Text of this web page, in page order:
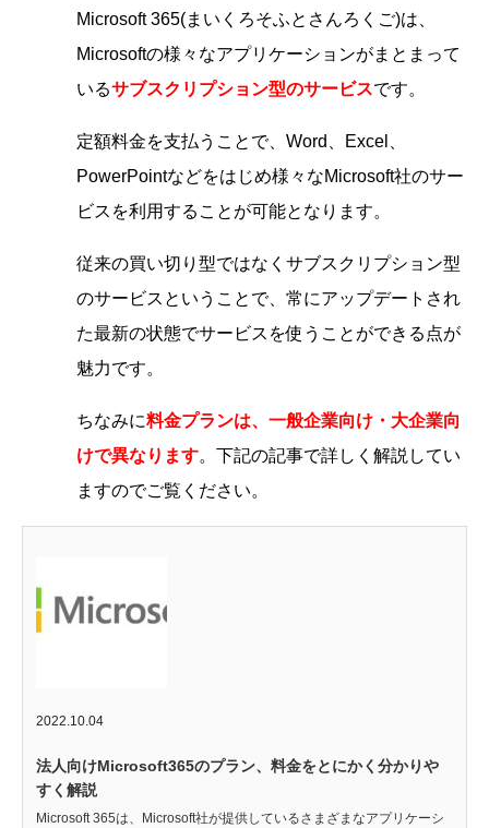
Microsoft 365(まいくろそふとさんろくご)は、
Microsoftの様々なアプリケーションがまとまって
いるサブスクリプション型のサービスです。
定額料金を支払うことで、Word、Excel、
PowerPointなどをはじめ様々なMicrosoft社のサー
ビスを利用することが可能となります。
従来の買い切り型ではなく サブスクリプション型
のサービスということで、常にアップデートされ
た最新の状態でサービスを使うことができる点が
魅力です。
ちなみに料金プランは、一般企業向け・大企業向
けで異なります。下記の記事で詳しく解説してい
ますのでご覧ください。
2022.10.04
法人向けMicrosoft365のプラン、料金をとにかく分かりや
すく解説
Microsoft 365は、Microsoft社が提供しているさまざまなアプリケーシ